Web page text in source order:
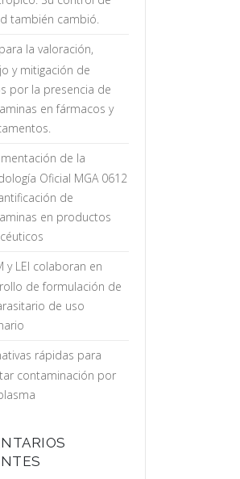
también cambió.
la valoración,
y mitigación de
por la presencia de
en fármacos y
de la
Oficial MGA 0612
de
en productos
y LEI colaboran en
de formulación de
de uso
rápidas para
contaminación por